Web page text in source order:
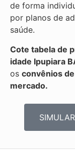
de forma
por planos de
saúde.
Cote tabela de
idade Ipupiara
os convênios
mercado.